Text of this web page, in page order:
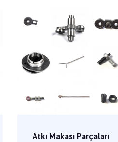
Atkı Makası Parçaları